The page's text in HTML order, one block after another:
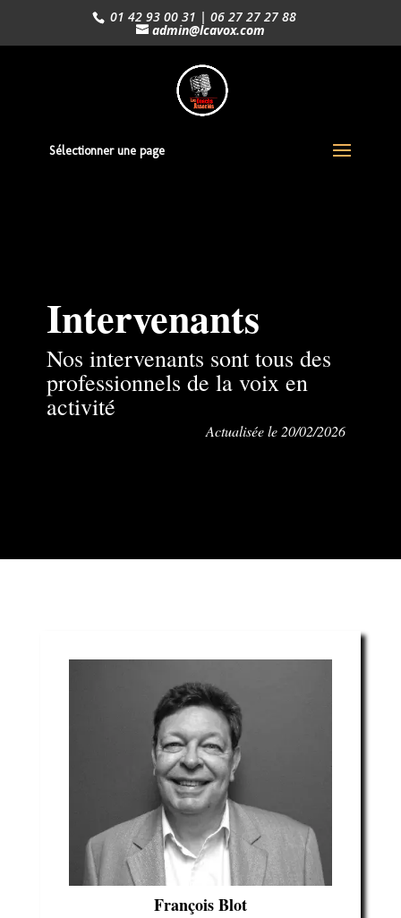
01 42 93 00 31 | 06 27 27 27 88
admin@lcavox.com
Sélectionner une page
Intervenants
Nos intervenants sont tous des
professionnels de la voix en
activité
Actualisée le 20/02/2026
François Blot